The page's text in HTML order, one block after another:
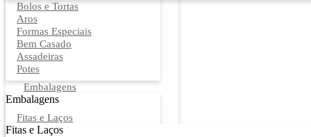
Bolos e Tortas
Aros
Formas Especiais
Bem Casado
Assadeiras
Potes
Embalagens
Embalagens
Fitas e Laços
Fitas e Laços